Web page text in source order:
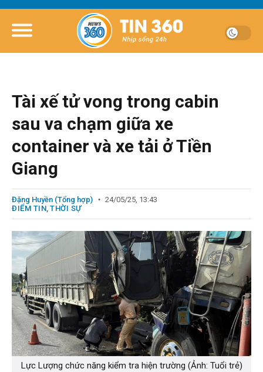
Tài xế tử vong trong cabin
sau va chạm giữa xe
container và xe tải ở Tiền
Giang
Đặng Huyền (Tổng hợp)
24/05/25, 13:43
ĐIỂM TIN, THỜI SỰ
Lực Lượng chức năng kiểm tra hiện trường (Ảnh: Tuổi trẻ)